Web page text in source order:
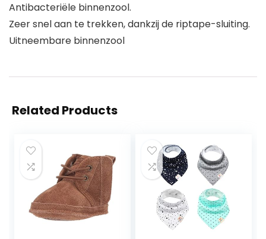
Antibacteriële binnenzool.
Zeer snel aan te trekken, dankzij de riptape-sluiting.
Uitneembare binnenzool
Related Products